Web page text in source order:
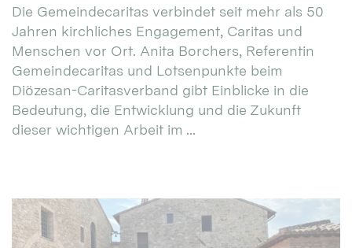
Die Gemeindecaritas verbindet seit mehr als 50
Jahren kirchliches Engagement, Caritas und
Menschen vor Ort. Anita Borchers, Referentin
Gemeindecaritas und Lotsenpunkte beim
Diözesan-Caritasverband gibt Einblicke in die
Bedeutung, die Entwicklung und die Zukunft
dieser wichtigen Arbeit im ...